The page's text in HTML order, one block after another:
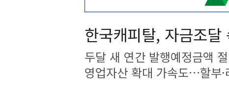
한국캐피탈, 자금조
두달 새 연간 발행예정금액
영업자산 확대 가속도…할부